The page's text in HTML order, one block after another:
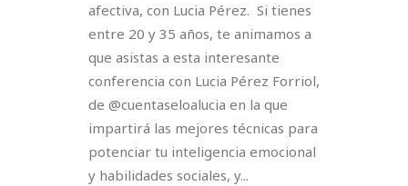
afectiva, con Lucia Pérez. Si tienes
entre 20 y 35 años, te animamos a
que asistas a esta interesante
conferencia con Lucia Pérez Forriol,
de @cuentaseloalucia en la que
impartirá las mejores técnicas para
potenciar tu inteligencia emocional
y habilidades sociales, y...